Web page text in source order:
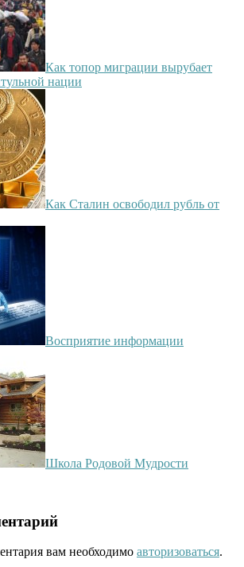
Как топор миграции вырубает
нации
Как Сталин освободил рубль от
Восприятие информации
Школа Родовой Мудрости
вам необходимо авторизоваться.